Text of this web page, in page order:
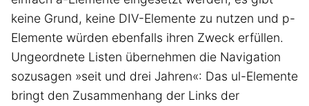
keine Grund, keine DIV-Elemente zu nutzen und p-
Elemente würden ebenfalls ihren Zweck erfüllen.
Ungeordnete Listen übernehmen die Navigation
sozusagen »seit und drei Jahren«: Das ul-Elemente
bringt den Zusammenhang der Links der